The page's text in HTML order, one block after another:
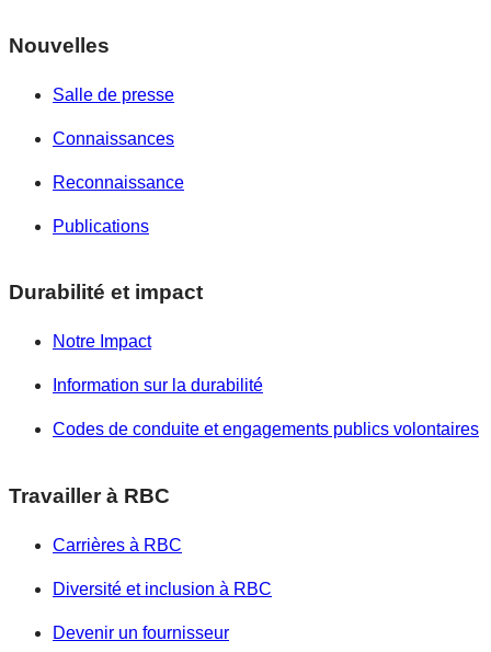
Nouvelles
Salle de presse
Connaissances
Reconnaissance
Publications
Durabilité et impact
Notre Impact
Information sur la durabilité
Codes de conduite et engagements publics volontaires
Travailler à RBC
Carrières à RBC
Diversité et inclusion à RBC
Devenir un fournisseur